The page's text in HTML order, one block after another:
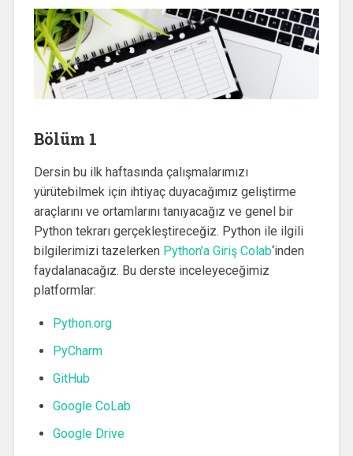
Bölüm 1
Dersin bu ilk haftasında çalışmalarımızı
yürütebilmek için ihtiyaç duyacağımız geliştirme
araçlarını ve ortamlarını tanıyacağız ve genel bir
Python tekrarı gerçekleştireceğiz. Python ile ilgili
bilgilerimizi tazelerken Python’a Giriş Colab‘inden
faydalanacağız. Bu derste inceleyeceğimiz
platformlar:
Python.org
PyCharm
GitHub
Google CoLab
Google Drive